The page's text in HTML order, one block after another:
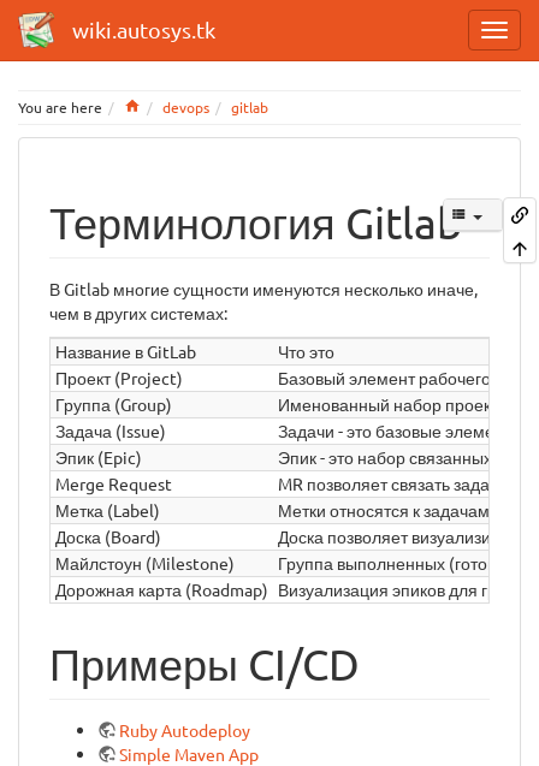
wiki.autosys.tk
You are here Homedevops gitlab
Терминология Gitlab
В Gitlab многие сущности именуются несколько иначе,
чем в других системах:
Название в GitLab
Что это
Проект (Project)
Базовый элемент рабочего
Группа (Group)
Именованный набор проектов и/
Задача (Issue)
Задачи - это базовые элементы
Эпик (Epic)
Эпик - это набор связанных по
Merge Request
MR позволяет связать задачу
Метка (Label)
Метки относятся к задачам и
Доска (Board)
Доска позволяет
Майлстоун (Milestone)
Группа выполненных (готовых к
Дорожная карта (Roadmap) Визуализация эпиков для
Примеры CI/CD
Ruby Autodeploy
Simple Maven App